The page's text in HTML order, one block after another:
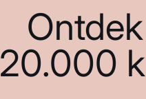
20.000